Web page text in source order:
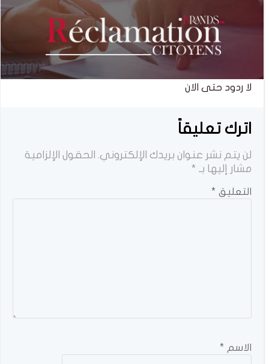
لا ردود حتى الان
اترك تعليقاً
لن يتم نشر عنوان بريدك الإلكتروني. الحقول الإلزامية
مشار إليها بـ *
التعليق *
الاسم *